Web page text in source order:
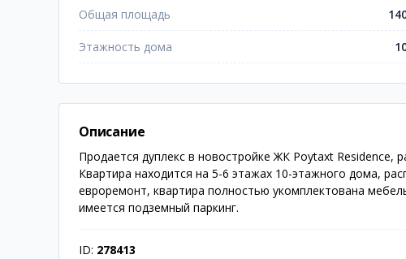
Общая площадь
Этажность дома
Описание
Продается дуплекс в новостройке ЖК Poytaxt
Квартира находится на 5-6 этажах 10-этажного дома,
евроремонт, квартира полностью укомплектована
имеется подземный паркинг.
ID: 278413